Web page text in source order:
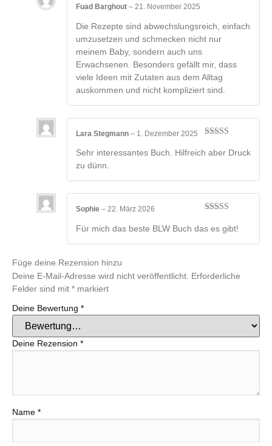
Fuad Barghout – 21. November 2025
Die Rezepte sind abwechslungsreich, einfach
umzusetzen und schmecken nicht nur
meinem Baby, sondern auch uns
Erwachsenen. Besonders gefällt mir, dass
viele Ideen mit Zutaten aus dem Alltag
auskommen und nicht kompliziert sind.
mit4von
Lara Stegmann – 1. Dezember 2025
Sehr interessantes Buch. Hilfreich aber Druck
zu dünn.
5 von 5
Sophie – 22. März 2026
Für mich das beste BLW Buch das es gibt!
Füge deine Rezension hinzu
Deine E-Mail-Adresse wird nicht veröffentlicht. Erforderliche
Felder sind mit * markiert
Deine Bewertung *
Deine Rezension *
Name *